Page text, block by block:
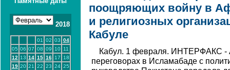
2018
01 02 03 04
05 06 07 08 09 10
11
12 13 14 15 16 17
18
19 20 21 22 23 24 25
поощряющих войну в
и религиозных
Кабуле
Кабул. 1 февраля. ИНТЕРФАКС -
переговорах в Исламабаде с